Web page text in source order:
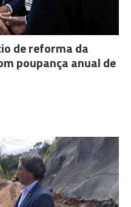
de reforma da
poupança anual de